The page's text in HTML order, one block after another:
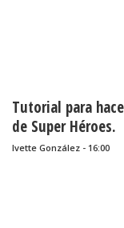
Tutorial para
de Super Héroes.
Ivette González - 16:00